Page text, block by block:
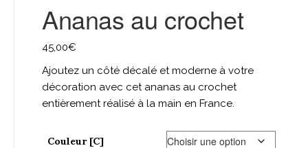
Ananas au crochet
45,00€
Ajoutez un côté décalé et moderne à votre
décoration avec cet ananas au crochet
entièrement réalisé à la main en France.
Couleur [C]